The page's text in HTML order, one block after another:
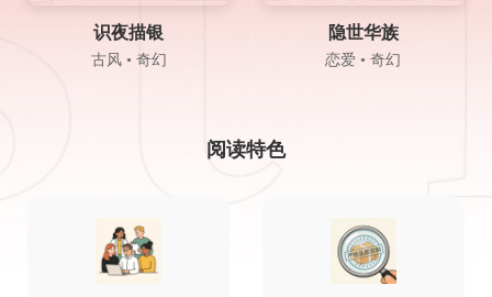
识夜描银
古风 • 奇幻
隐世华族
恋爱 • 奇幻
阅读特色